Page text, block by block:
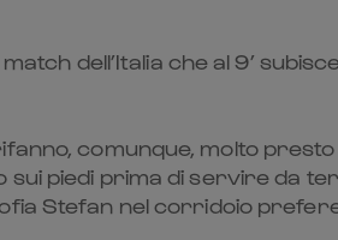
dell’Italia che al 9’
comunque, molto
sui piedi prima di servire da
Stefan nel corridoio